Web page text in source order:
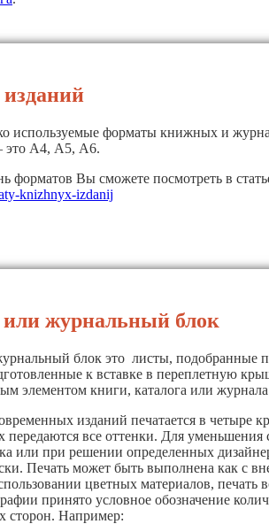
используемые форматы книжных и
это А4, А5, А6.
форматов Вы сможете посмотреть в
knizhnyx-izdanij
журнальный блок
блок это листы, подобранные
к вставке в переплетную
элементом книги, каталога или
изданий печатается в четыре
все оттенки. Для уменьшения
или при решении определенных
Печать может быть выполнена как с
цветных материалов, печать
принято условное обозначение
сторон. Например: